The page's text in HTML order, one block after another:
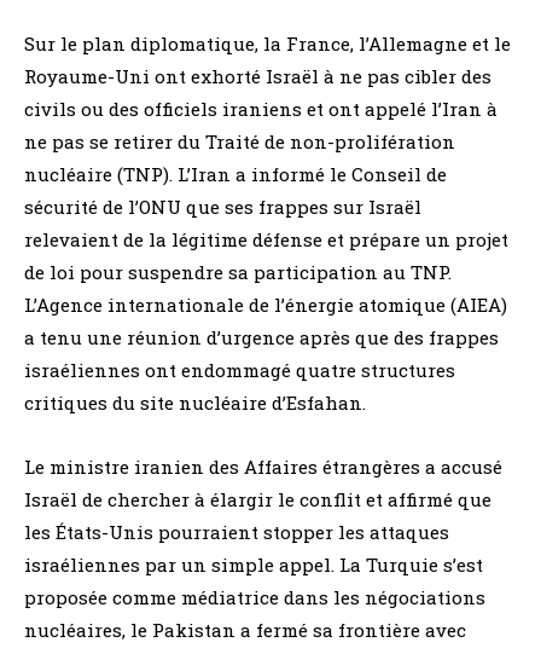
Sur le plan diplomatique, la France, l’Allemagne et le
Royaume-Uni ont exhorté Israël à ne pas cibler des
civils ou des officiels iraniens et ont appelé l’Iran à
ne pas se retirer du Traité de non-prolifération
nucléaire (TNP). L’Iran a informé le Conseil de
sécurité de l’ONU que ses frappes sur Israël
relevaient de la légitime défense et prépare un projet
de loi pour suspendre sa participation au TNP.
L’Agence internationale de l’énergie atomique (AIEA)
a tenu une réunion d’urgence après que des frappes
israéliennes ont endommagé quatre structures
critiques du site nucléaire d’Esfahan.
Le ministre iranien des Affaires étrangères a accusé
Israël de chercher à élargir le conflit et affirmé que
les États-Unis pourraient stopper les attaques
israéliennes par un simple appel. La Turquie s’est
proposée comme médiatrice dans les négociations
nucléaires, le Pakistan a fermé sa frontière avec